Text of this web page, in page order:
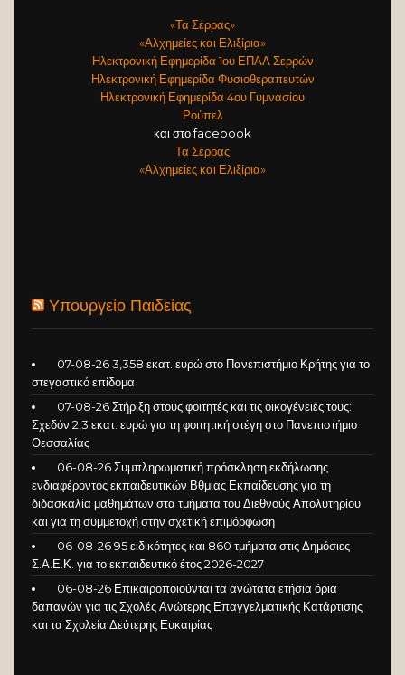
«Τα Σέρρας»
«Αλχημείες και Ελιξίρια»
Ηλεκτρονική Εφημερίδα 1ου ΕΠΑΛ Σερρών
Ηλεκτρονική Εφημερίδα Φυσιοθεραπευτών
Ηλεκτρονική Εφημερίδα 4ου Γυμνασίου
Ρούπελ
και στο facebook
Τα Σέρρας
«Αλχημείες και Ελιξίρια»
Υπουργείο Παιδείας
07-08-26 3,358 εκατ. ευρώ στο Πανεπιστήμιο Κρήτης για το
στεγαστικό επίδομα
07-08-26 Στήριξη στους φοιτητές και τις οικογένειές τους:
Σχεδόν 2,3 εκατ. ευρώ για τη φοιτητική στέγη στο Πανεπιστήμιο
Θεσσαλίας
06-08-26 Συμπληρωματική πρόσκληση εκδήλωσης
ενδιαφέροντος εκπαιδευτικών Βθμιας Εκπαίδευσης για τη
διδασκαλία μαθημάτων στα τμήματα του Διεθνούς Απολυτηρίου
και για τη συμμετοχή στην σχετική επιμόρφωση
06-08-26 95 ειδικότητες και 860 τμήματα στις Δημόσιες
Σ.Α.Ε.Κ. για το εκπαιδευτικό έτος 2026-2027
06-08-26 Επικαιροποιούνται τα ανώτατα ετήσια όρια
δαπανών για τις Σχολές Ανώτερης Επαγγελματικής Κατάρτισης
και τα Σχολεία Δεύτερης Ευκαιρίας